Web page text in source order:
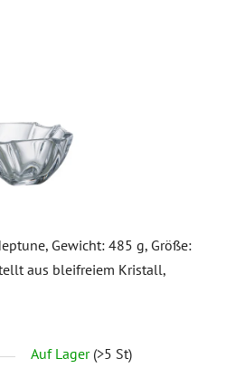
Gewicht: 485 g, Größe:
aus bleifreiem Kristall,
Auf Lager (>5 St)